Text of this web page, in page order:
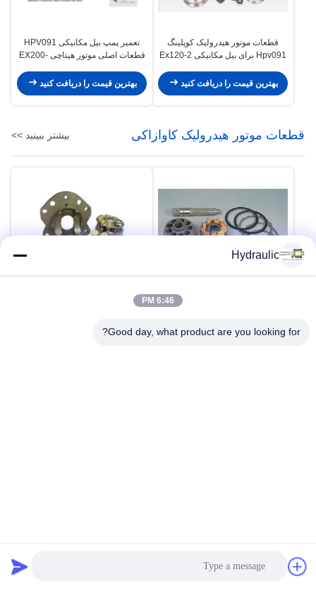
قطعات موتور هیدرولیک کوپلینگ
Hpv091 برای بیل مکانیکی Ex120-2
بهترین قیمت را دریافت کنید
تعمیر پمپ بیل مکانیکی HPV091
قطعات اصلی موتور هیتاچی EX200-
بهترین قیمت را دریافت کنید
قطعات موتور هیدرولیک کاوازاکی بیشتر ببینید >>
ساختمانی
قطعات پمپ روتاری
بهترین قیمت را دریافت کنید
Hydraulic
6:46 PM
Good day, what product are you looking for?